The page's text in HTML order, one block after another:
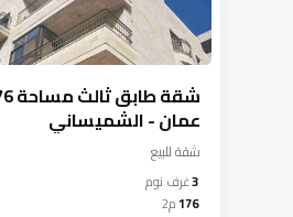
عمان - الشميساني
شقةللبيع
3غرف نوم
176م2